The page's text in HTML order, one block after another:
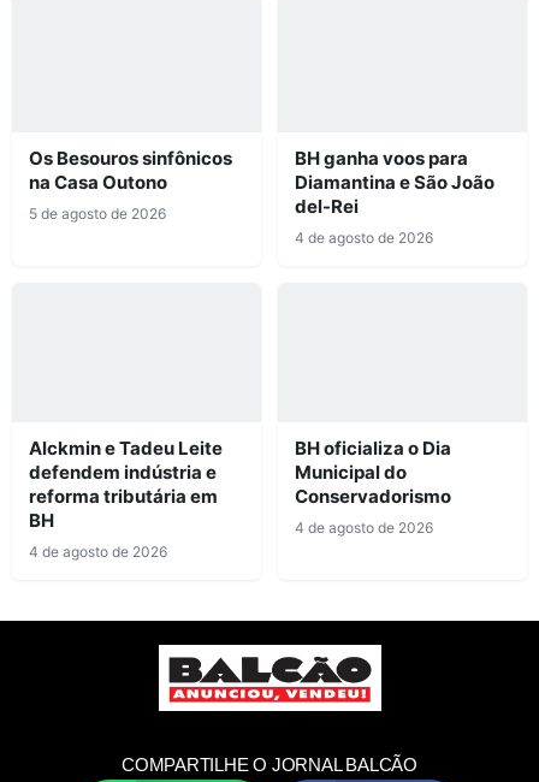
Os Besouros sinfônicos
na Casa Outono
5 de agosto de 2026
BH ganha voos para
Diamantina e São João
del-Rei
4 de agosto de 2026
Alckmin e Tadeu Leite
defendem indústria e
reforma tributária em
BH
4 de agosto de 2026
BH oficializa o Dia
Municipal do
Conservadorismo
4 de agosto de 2026
COMPARTILHE O JORNAL BALCÃO